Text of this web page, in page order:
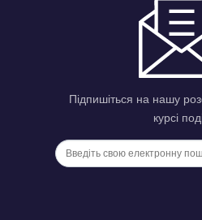
Підпишіться на нашу
курсі